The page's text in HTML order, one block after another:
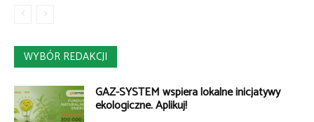
WYBÓR REDAKCJI
GAZ-SYSTEM wspiera lokalne inicjatywy
ekologiczne. Aplikuj!